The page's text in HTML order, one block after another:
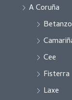
A Coruña
Cee
Fisterra
Laxe